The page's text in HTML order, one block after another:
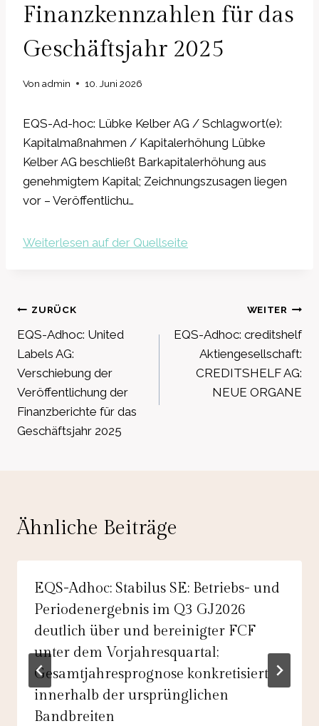
Finanzkennzahlen für das
Geschäftsjahr 2025
Von admin 10. Juni 2026
EQS-Ad-hoc: Lübke Kelber AG / Schlagwort(e):
Kapitalmaßnahmen / Kapitalerhöhung Lübke
Kelber AG beschließt Barkapitalerhöhung aus
genehmigtem Kapital; Zeichnungszusagen liegen
vor – Veröffentlichu…
Weiterlesen auf der Quellseite
Beitragsnavigation
ZURÜCK
EQS-Adhoc: United
Labels AG:
Verschiebung der
Veröffentlichung der
Finanzberichte für das
Geschäftsjahr 2025
WEITER
EQS-Adhoc: creditshelf
Aktiengesellschaft:
CREDITSHELF AG:
NEUE ORGANE
Ähnliche Beiträge
EQS-Adhoc: Stabilus SE: Betriebs- und
Periodenergebnis im Q3 GJ2026
deutlich über und bereinigter FCF
unter dem Vorjahresquartal;
Gesamtjahresprognose konkretisiert
innerhalb der ursprünglichen
Bandbreiten